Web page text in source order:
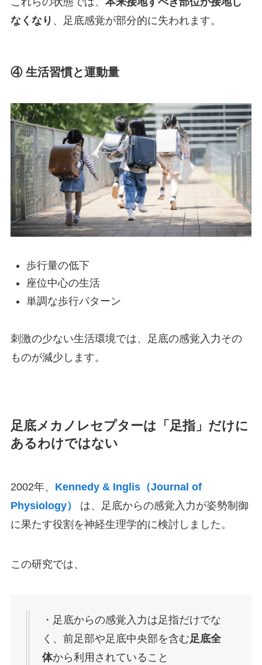
なくなり 、足底感覚が部分的に失われます。
④ 生活習慣と運動量
歩行量の低下
座位中心の生活
単調な歩行パターン
刺激の少ない生活環境では、足底の感覚入力その
ものが減少します。
足底メカノレセプターは「足指」だけに
あるわけではない
2002年、 Kennedy & Inglis（Journal of
Physiology）
は、足底からの感覚入力が姿勢制御
に果たす役割を神経生理学的に検討しました。
この研究では、
・足底からの感覚入力は足指だけでな
く、前足部や足底中央部を含む足底全
体から利用されていること